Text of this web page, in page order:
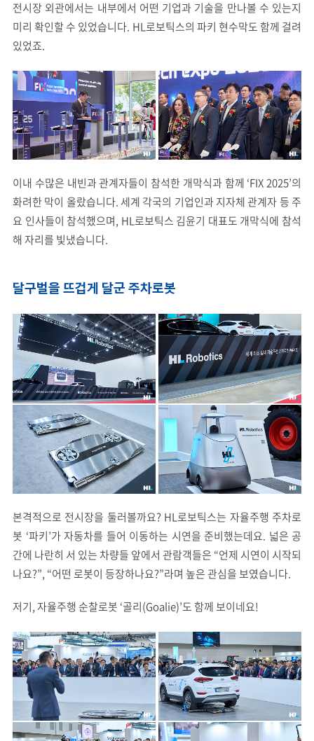
전시장 외관에서는 내부에서 어떤 기업과 기술을 만나볼 수 있는지
미리 확인할 수 있었습니다. HL로보틱스의 파키 현수막도 함께 걸려
있었죠.
이내 수많은 내빈과 관계자들이 참석한 개막식과 함께 ‘FIX 2025’의
화려한 막이 올랐습니다. 세계 각국의 기업인과 지자체 관계자 등 주
요 인사들이 참석했으며, HL로보틱스 김윤기 대표도 개막식에 참석
해 자리를 빛냈습니다.
달구벌을 뜨겁게 달군 주차로봇
본격적으로 전시장을 둘러볼까요? HL로보틱스는 자율주행 주차로
봇 ‘파키’가 자동차를 들어 이동하는 시연을 준비했는데요. 넓은 공
간에 나란히 서 있는 차량들 앞에서 관람객들은 “언제 시연이 시작되
나요?”, “어떤 로봇이 등장하나요?”라며 높은 관심을 보였습니다.
저기, 자율주행 순찰로봇 ‘골리(Goalie)’도 함께 보이네요!